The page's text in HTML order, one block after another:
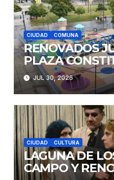
CIUDAD COMUNA
RENOVADOS
PLAZA
JUL 30, 2026
CIUDAD CULTURA
LAGUNA DE
CAMPO Y